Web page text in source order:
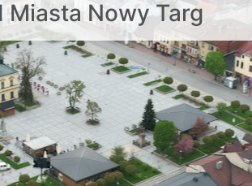
Miasta Nowy Targ